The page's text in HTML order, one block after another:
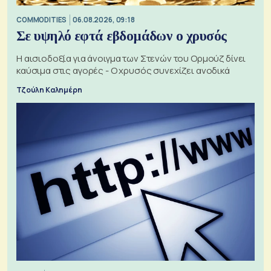
COMMODITIES 06.08.2026, 09:18
Σε υψηλό εφτά εβδομάδων ο χρυσός
Η αισιοδοξία για άνοιγμα των Στενών του Ορμούζ δίνει
καύσιμα στις αγορές - Ο χρυσός συνεχίζει ανοδικά
Τζούλη Καλημέρη